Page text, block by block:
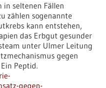
in seltenen Fällen
zählen sogenannte
kann entstehen,
das Erbgut gesunder
unter Ulmer Leitung
gegen
Peptid.
gegen-